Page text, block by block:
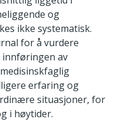
og
ikke systematisk.
for å vurdere
av
erfaring og
situasjoner, for
i høytider.